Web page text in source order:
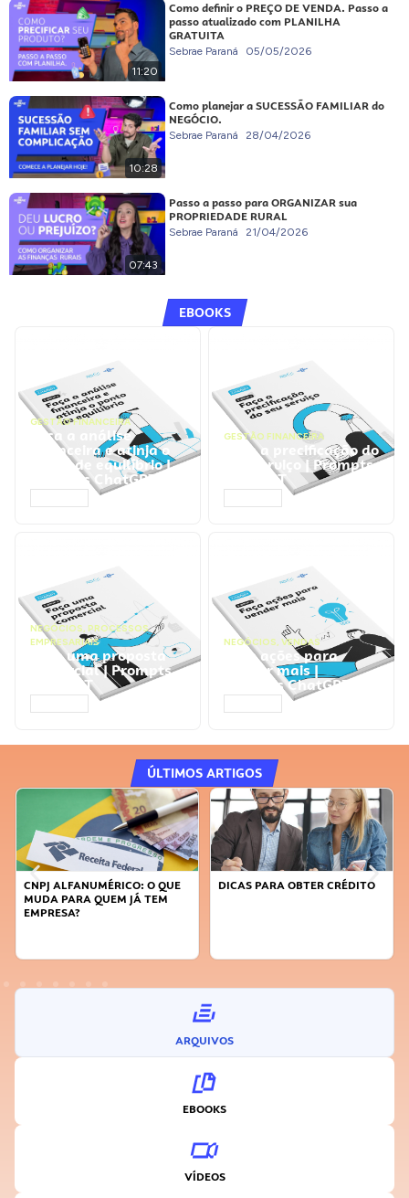
11:20
Como definir o PREÇO DE VENDA. Passo a
passo atualizado com PLANILHA
GRATUITA
Sebrae Paraná 05/05/2026
10:28
Como planejar a SUCESSÃO FAMILIAR do
NEGÓCIO.
Sebrae Paraná 28/04/2026
07:43
Passo a passo para ORGANIZAR sua
PROPRIEDADE RURAL
Sebrae Paraná 21/04/2026
EBOOKS
GESTÃO FINANCEIRA
Faça a análise
financeira e atinja o
ponto de equilíbrio |
Prompts ChatGPT
GESTÃO FINANCEIRA
Faça a precificação do
seu serviço | Prompts
ChatGPT
NEGÓCIOS, PROCESSOS
EMPRESARIAIS
Faça uma proposta
comercial | Prompts
ChatGPT
NEGÓCIOS, VENDAS
Faça ações para
vender mais |
Prompts ChatGPT
ÚLTIMOS ARTIGOS
DICAS PARA OBTER CRÉDITO
FAÇA A DIFERENÇA: SEJA
ARQUIVOS
EBOOKS
VÍDEOS